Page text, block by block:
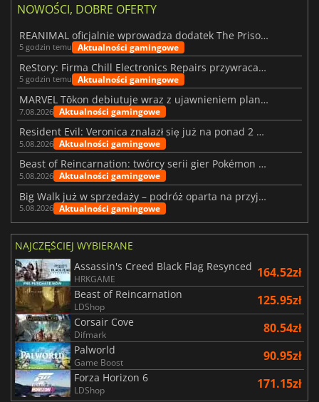
NOWOŚCI, DOBRE OFERTY
REANIMAL oficjalnie wprowadza dodatek The Prisoner
5 godzin temu Aktualności gamingowe
ReStory: Firma Chill Electronics Repairs przywraca nostalgię za latami 2000
5 godzin temu Aktualności gamingowe
MARVEL Tōkon debiutuje wraz z ujawnieniem planu rozwoju na pierwszy rok
7.08.2026 Aktualności gamingowe
Resident Evil: Veronica znalazł się już na ponad 2 milionach list życzeń
5.08.2026 Aktualności gamingowe
Beast of Reincarnation: twórcy serii gier Pokémon wkraczają na nową ścieżkę
5.08.2026 Aktualności gamingowe
Big Walk już w sprzedaży – podróż oparta na przyjaźni
5.08.2026 Aktualności gamingowe
NAJCZĘŚCIEJ WYBIERANE
Assassin's Creed Black Flag Resynced
HRKGAME 164.52zł
Beast of Reincarnation
LDShop 125.95zł
Corsair Cove
Difmark 80.54zł
Palworld
Game Boost 90.95zł
Forza Horizon 6
LDShop 171.15zł